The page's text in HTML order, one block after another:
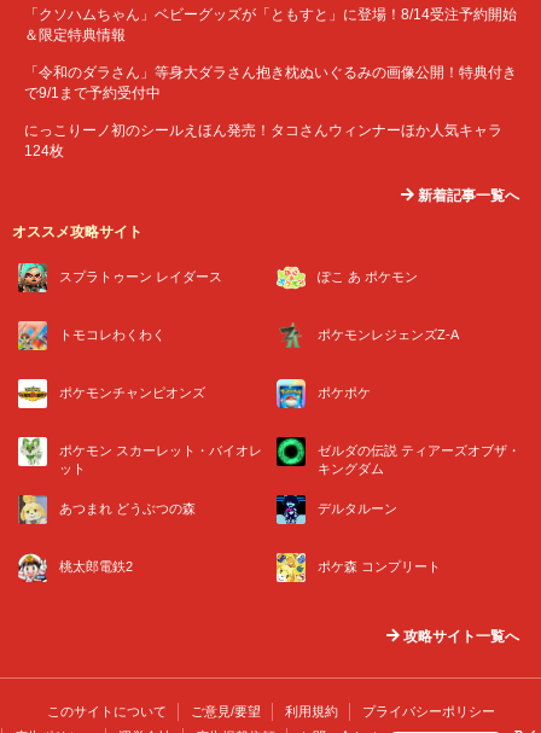
「クソハムちゃん」ベビーグッズが「ともすと」に登場！8/14受注予約開始
＆限定特典情報
「令和のダラさん」等身大ダラさん抱き枕ぬいぐるみの画像公開！特典付き
で9/1まで予約受付中
にっこりーノ初のシールえほん発売！タコさんウィンナーほか人気キャラ
124枚
新着記事一覧へ
オススメ攻略サイト
スプラトゥーン レイダース ぽこ あ ポケモン
トモコレわくわく ポケモンレジェンズZ-A
ポケモンチャンピオンズ ポケポケ
ポケモン スカーレット・バイオレ
ット
ゼルダの伝説 ティアーズオブザ・
キングダム
あつまれ どうぶつの森 デルタルーン
桃太郎電鉄2 ポケ森 コンプリート
攻略サイト一覧へ
このサイトについて ご意見/要望 利用規約
プライバシーポリシー